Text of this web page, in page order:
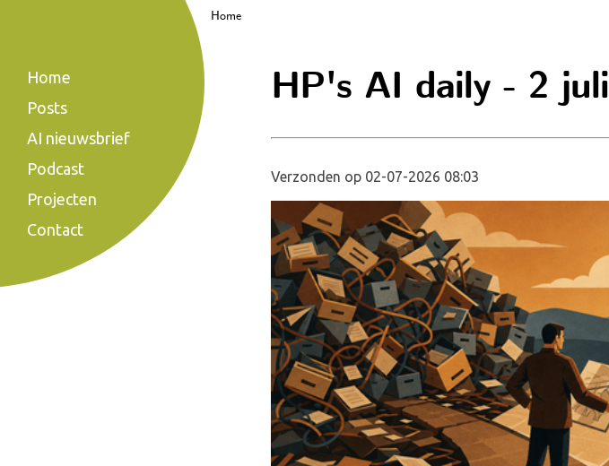
Home
Home
Posts
AI nieuwsbrief
Podcast
Projecten
Contact
HP's AI daily - 2 juli
Verzonden op 02-07-2026 08:03